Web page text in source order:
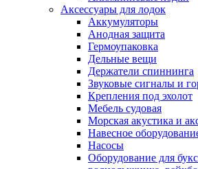
Аксессуары для лодок
Аккумуляторы
Анодная защита
Гермоупаковка
Дельные вещи
Держатели спиннинга
Звуковые сигналы и
Крепления под эхолот
Мебель судовая
Морская акустика и
Навесное
Насосы
Оборудование для